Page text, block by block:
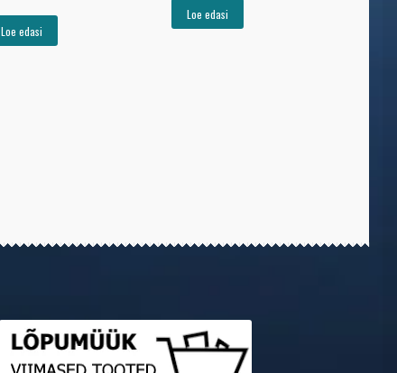
Loe edasi
Loe edasi